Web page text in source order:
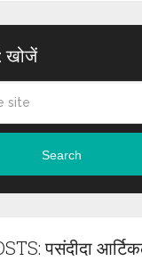
खोजें
Search
पसंदीदा